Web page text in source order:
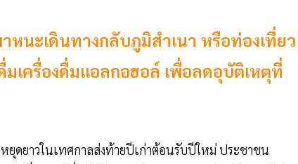
นะเดินทางกลับภูมิสำเนา หรือท่องเที่ยว
เครื่องดื่มแอลกอฮอล์ เพื่อลดอุบัติเหตุที่
ดยาวในเทศกาลส่งท้ายปีเก่าต้อนรับปีใหม่ ประชาชน